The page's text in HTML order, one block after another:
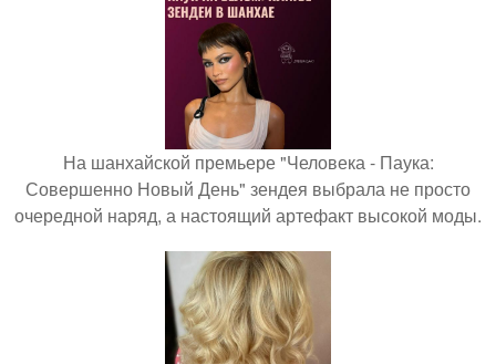
На шанхайской премьере "Человека - Паука:
Совершенно Новый День" зендея выбрала не просто
очередной наряд, а настоящий артефакт высокой моды.